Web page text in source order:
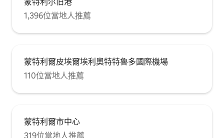
1,396位當地人推薦
蒙特利爾皮埃爾埃利奧特特魯多國際機場
110位當地人推薦
蒙特利爾市中心
319位當地人推薦